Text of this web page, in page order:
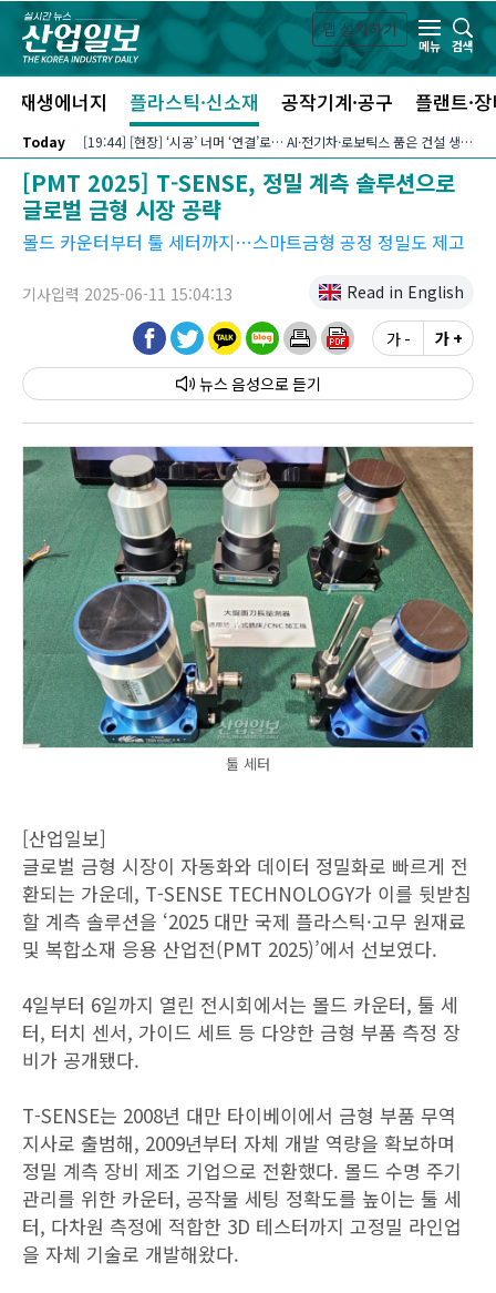
본문 바로가기
앱 설치하기
메뉴
검색
신재생에너지 플라스틱·신소재 공작기계·공구 플랜트·
Today [19:44] [현장] ‘시공’ 너머 ‘연결’로… AI·전기차·로보틱스 품은 건설 생태계
[PMT 2025] T-SENSE, 정밀 계측 솔루션으로
글로벌 금형 시장 공략
몰드 카운터부터 툴 세터까지…스마트금형 공정 정밀도 제고
기사입력 2025-06-11 15:04:13 Read in English
뉴스 음성
가 - 가 +
툴 세터
[산업일보]
글로벌 금형 시장이 자동화와 데이터 정밀화로 빠르게 전
환되는 가운데, T-SENSE TECHNOLOGY가 이를 뒷받침
할 계측 솔루션을 ‘2025 대만 국제 플라스틱·고무 원재료
및 복합소재 응용 산업전(PMT 2025)’에서 선보였다.
4일부터 6일까지 열린 전시회에서는 몰드 카운터, 툴 세
터, 터치 센서, 가이드 세트 등 다양한 금형 부품 측정 장
비가 공개됐다.
T-SENSE는 2008년 대만 타이베이에서 금형 부품 무역
지사로 출범해, 2009년부터 자체 개발 역량을 확보하며
정밀 계측 장비 제조 기업으로 전환했다. 몰드 수명 주기
관리를 위한 카운터, 공작물 세팅 정확도를 높이는 툴 세
터, 다차원 측정에 적합한 3D 테스터까지 고정밀 라인업
을 자체 기술로 개발해왔다.